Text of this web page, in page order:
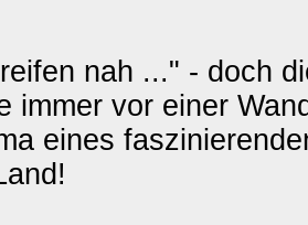
nah ..." - doch
immer vor einer
eines